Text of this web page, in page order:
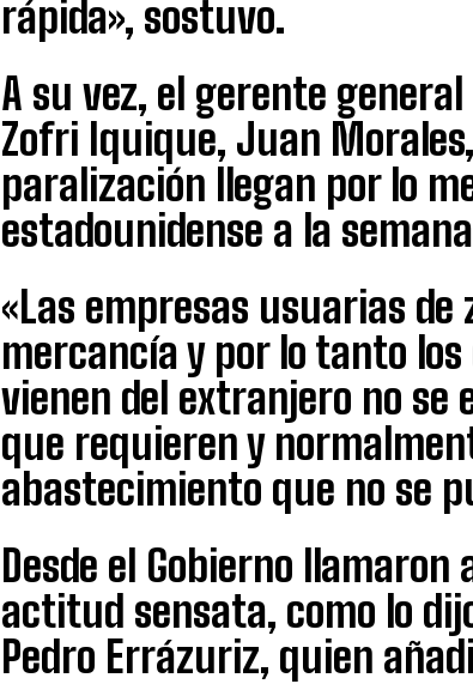
rápida», sostuvo.
A su vez, el gerente
Zofri Iquique, Juan
paralización llegan por lo
estadounidense a la
«Las empresas usuarias
mercancía y por lo tanto
vienen del extranjero no
que requieren y
abastecimiento que no se
Desde el Gobierno
actitud sensata, como lo
Pedro Errázuriz, quien